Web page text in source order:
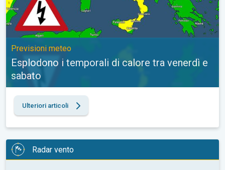
Previsioni meteo
Esplodono i temporali di calore tra venerdì e
sabato
Ulteriori articoli
Radar vento